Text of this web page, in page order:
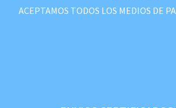
ACEPTAMOS TODOS LOS MEDIOS DE